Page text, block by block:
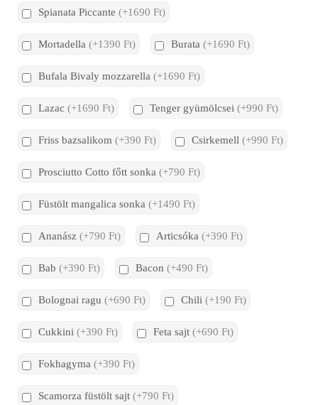
Spianata Piccante (+1690 Ft)
Mortadella (+1390 Ft) Burata (+1690 Ft)
Bufala Bivaly mozzarella (+1690 Ft)
Lazac (+1690 Ft) Tenger gyümölcsei (+990 Ft)
Friss bazsalikom (+390 Ft) Csirkemell (+990 Ft)
Prosciutto Cotto főtt sonka (+790 Ft)
Füstölt mangalica sonka (+1490 Ft)
Ananász (+790 Ft) Articsóka (+390 Ft)
Bab (+390 Ft) Bacon (+490 Ft)
Bolognai ragu (+690 Ft) Chili (+190 Ft)
Cukkini (+390 Ft) Feta sajt (+690 Ft)
Fokhagyma (+390 Ft)
Scamorza füstölt sajt (+790 Ft)